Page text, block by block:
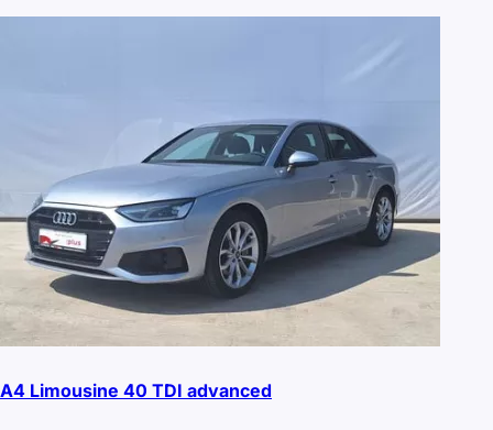
A4 Limousine 40 TDI advanced